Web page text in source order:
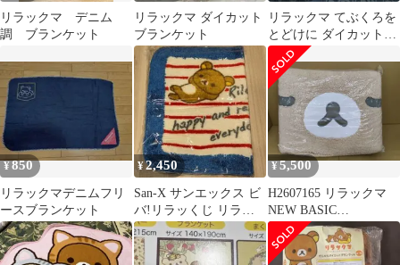
リラックマ デニム
調 ブランケット
リラックマ ダイカット
ブランケット
リラックマ てぶくろを
とどけに ダイカットブ
ランケット
¥850
リラックマデニムフリ
ースブランケット
¥2,450
San-X サンエックス ビ
バ!リラッくじ リラッ
クマ マット ラグ【平成
女児】
¥5,500
H2607165 リラックマ
NEW BASIC
RILAKKUMA ビッグダ
イカットラグ